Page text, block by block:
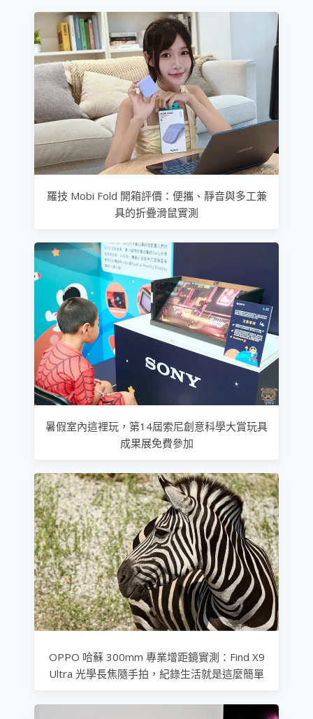
羅技 Mobi Fold 開箱評價：便攜、靜音與多工兼
具的折疊滑鼠實測
暑假室內這裡玩，第14屆索尼創意科學大賞玩具
成果展免費參加
OPPO 哈蘇 300mm 專業增距鏡實測：Find X9
Ultra 光學長焦隨手拍，紀錄生活就是這麼簡單